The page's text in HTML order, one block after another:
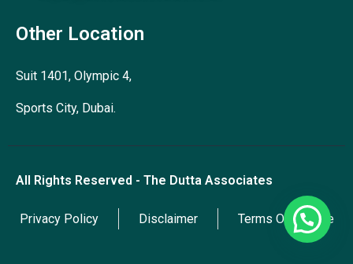
Other Location
Suit 1401, Olympic 4,
Sports City, Dubai.
All Rights Reserved - The Dutta Associates
Privacy Policy Disclaimer Terms Of Service